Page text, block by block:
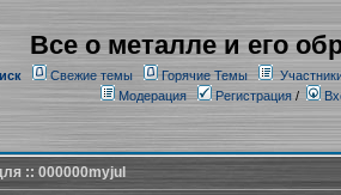
Все о металле и его
Свежие темы Горячие Темы
Модерация
Регистрация /
:: 000000myjul